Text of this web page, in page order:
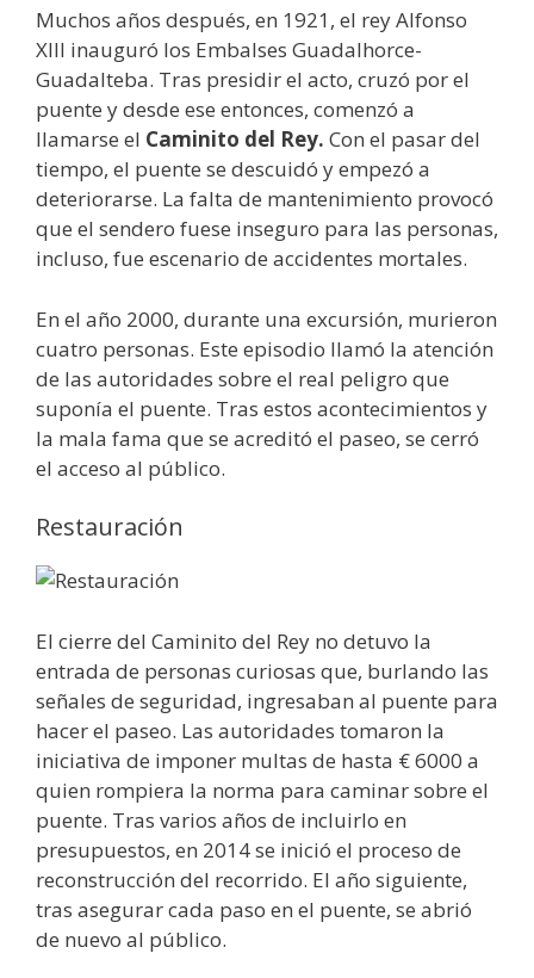
Muchos años después, en 1921, el rey Alfonso
XIII inauguró los Embalses Guadalhorce-
Guadalteba. Tras presidir el acto, cruzó por el
puente y desde ese entonces, comenzó a
llamarse el Caminito del Rey. Con el pasar del
tiempo, el puente se descuidó y empezó a
deteriorarse. La falta de mantenimiento provocó
que el sendero fuese inseguro para las personas,
incluso, fue escenario de accidentes mortales.
En el año 2000, durante una excursión, murieron
cuatro personas. Este episodio llamó la atención
de las autoridades sobre el real peligro que
suponía el puente. Tras estos acontecimientos y
la mala fama que se acreditó el paseo, se cerró
el acceso al público.
Restauración
El cierre del Caminito del Rey no detuvo la
entrada de personas curiosas que, burlando las
señales de seguridad, ingresaban al puente para
hacer el paseo. Las autoridades tomaron la
iniciativa de imponer multas de hasta € 6000 a
quien rompiera la norma para caminar sobre el
puente. Tras varios años de incluirlo en
presupuestos, en 2014 se inició el proceso de
reconstrucción del recorrido. El año siguiente,
tras asegurar cada paso en el puente, se abrió
de nuevo al público.